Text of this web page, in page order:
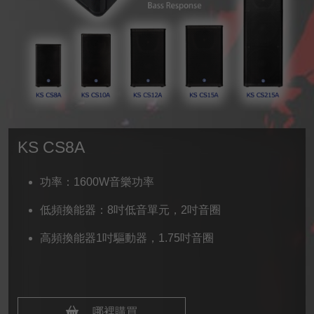
KS CS8A
功率：1600W音樂功率
低頻換能器：8吋低音單元，2吋音圈
高頻換能器1吋驅動器，1.75吋音圈